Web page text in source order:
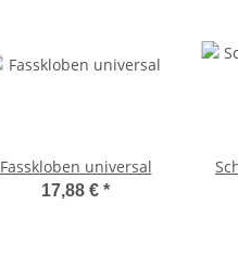
Fasskloben universal
17,88 € *